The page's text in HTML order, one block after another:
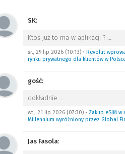
SK:
Ktoś już to ma w aplikacji ? …
śr., 29 lip 2026 (10:13)• Revolut
rynku prywatnego dla klientów w
gość:
dokładnie …
wt., 21 lip 2026 (07:30)• Zakup eSIM w
Millennium wyróżniony przez Global
Jas Fasola: